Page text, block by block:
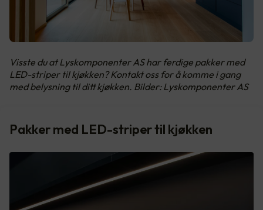
Visste du at Lyskomponenter AS har ferdige pakker med
LED-striper til kjøkken? Kontakt oss for å komme i gang
med belysning til ditt kjøkken. Bilder: Lyskomponenter AS
Pakker med LED-striper til kjøkken